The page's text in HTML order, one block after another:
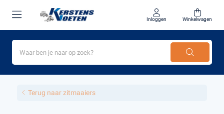
Inloggen Winkelwagen
Terug naar zitmaaiers